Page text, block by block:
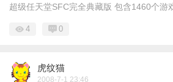
超级任天堂SFC完全典藏版 包含1460个游
4 0
虎纹猫
2008-7-1 23:46